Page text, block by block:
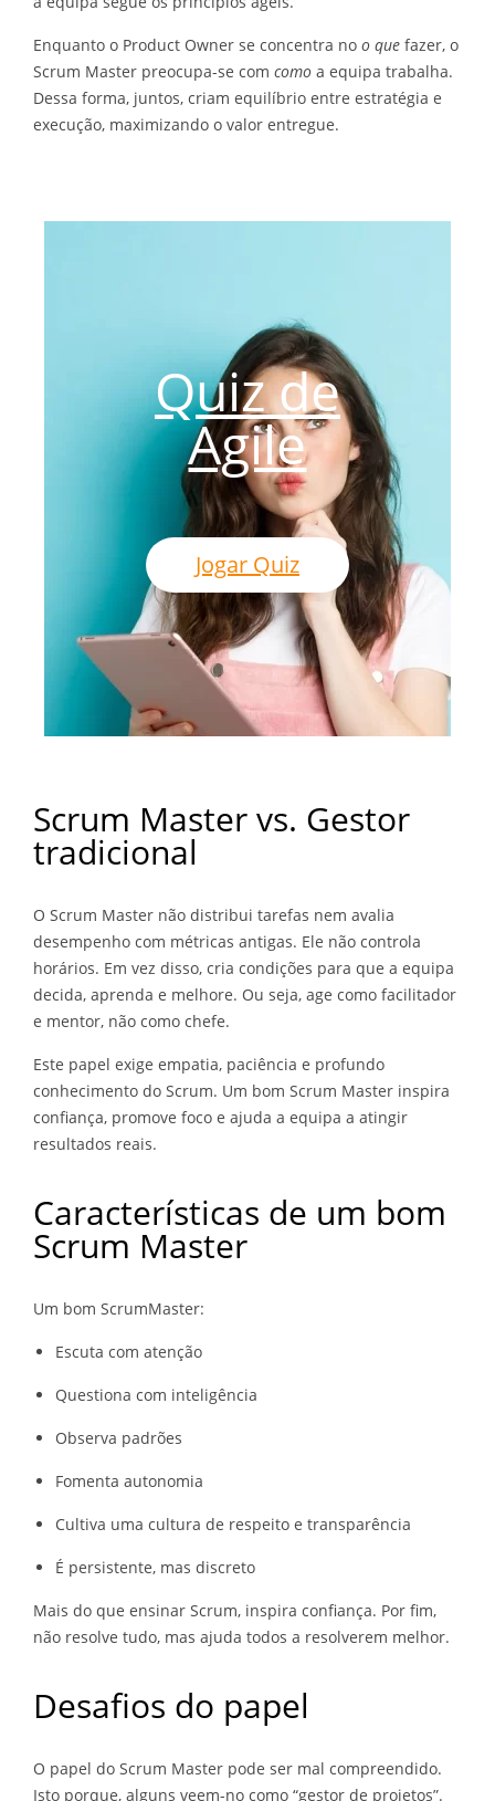
Enquanto o Product Owner se concentra no o que fazer, o
Scrum Master preocupa-se com como a equipa trabalha.
Dessa forma, juntos, criam equilíbrio entre estratégia e
execução, maximizando o valor entregue.
Quiz de
Agile
Jogar Quiz
Scrum Master vs. Gestor
tradicional
O Scrum Master não distribui tarefas nem avalia
desempenho com métricas antigas. Ele não controla
horários. Em vez disso, cria condições para que a equipa
decida, aprenda e melhore. Ou seja, age como facilitador
e mentor, não como chefe.
Este papel exige empatia, paciência e profundo
conhecimento do Scrum. Um bom Scrum Master inspira
confiança, promove foco e ajuda a equipa a atingir
resultados reais.
Características de um bom
Scrum Master
Um bom ScrumMaster:
Escuta com atenção
Questiona com inteligência
Observa padrões
Fomenta autonomia
Cultiva uma cultura de respeito e transparência
É persistente, mas discreto
Mais do que ensinar Scrum, inspira confiança. Por fim,
não resolve tudo, mas ajuda todos a resolverem melhor.
Desafios do papel
O papel do Scrum Master pode ser mal compreendido.
Isto porque, alguns veem-no como “gestor de projetos”.